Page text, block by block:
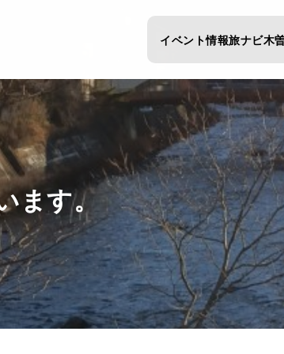
イベント情報旅ナビ木
ます。